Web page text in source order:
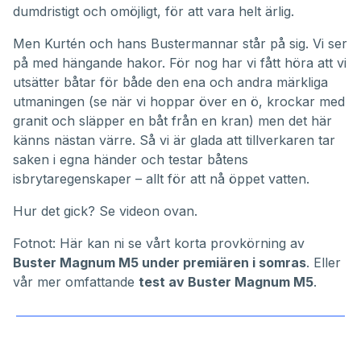
dumdristigt och omöjligt, för att vara helt ärlig.
Men Kurtén och hans Bustermannar står på sig. Vi ser
på med hängande hakor. För nog har vi fått höra att vi
utsätter båtar för både den ena och andra märkliga
utmaningen (se när vi hoppar över en ö, krockar med
granit och släpper en båt från en kran) men det här
känns nästan värre. Så vi är glada att tillverkaren tar
saken i egna händer och testar båtens
isbrytaregenskaper – allt för att nå öppet vatten.
Hur det gick? Se videon ovan.
Fotnot: Här kan ni se vårt korta provkörning av
Buster Magnum M5 under premiären i somras. Eller
vår mer omfattande test av Buster Magnum M5.